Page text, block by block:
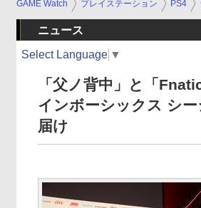
GAME Watch プレイステーション PS4
ニュース
Select Language ▼
「父ノ背中」と「
インボーシックス シ
届け